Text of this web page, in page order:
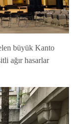
büyük Kanto
ağır hasarlar